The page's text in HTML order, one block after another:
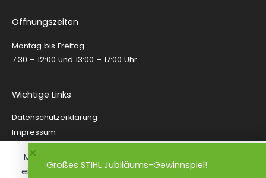
Mit dem Besuch unserer Website erklären Sie sich
einverstanden mit unsererDatenschutzerklärung
b
o
k
u
e
Öffnungszeiten
Montag bis Freitag
7:30 – 12:00 und 13:00 – 17:00 Uhr
Wichtige Links
Datenschutzerklärung
Impressum
Versandarten & Kosten
Großes STIHL Jubiläums-Gewinnspiel!